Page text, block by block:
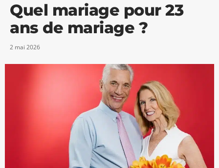
Quel mariage pour 23
ans de mariage ?
2 mai 2026